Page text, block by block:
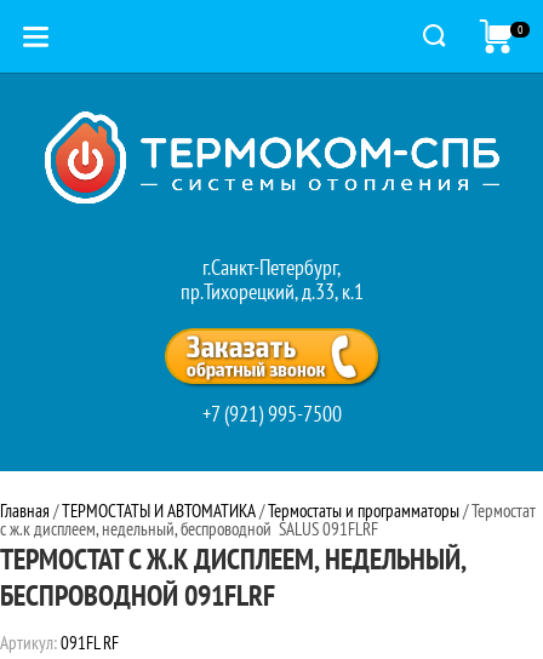
г.Санкт-Петербург,
пр.Тихорецкий, д.33, к.1
+7 (921) 995-7500
0
Главная / ТЕРМОСТАТЫ И АВТОМАТИКА / Термостаты и программаторы / Термостат
с ж.к дисплеем, недельный, беспроводной  SALUS 091FLRF
ТЕРМОСТАТ С Ж.К ДИСПЛЕЕМ, НЕДЕЛЬНЫЙ,
БЕСПРОВОДНОЙ 091FLRF
Артикул:091FL RF